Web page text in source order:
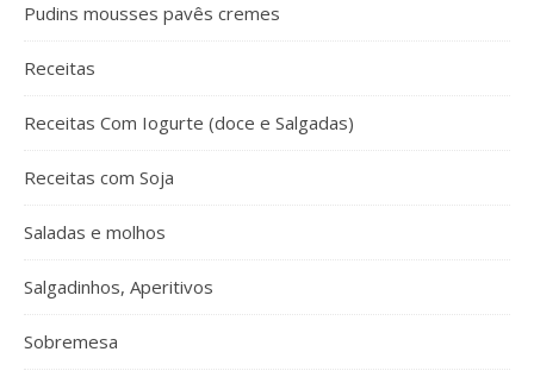
Pudins mousses pavês cremes
Receitas
Receitas Com Iogurte (doce e Salgadas)
Receitas com Soja
Saladas e molhos
Salgadinhos, Aperitivos
Sobremesa